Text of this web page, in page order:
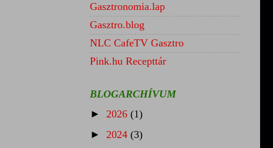
Gasztronomia.lap
Gasztro.blog
NLC CafeTV Gasztro
Pink.hu Recepttár
BLOGARCHÍVUM
► 2026 (1)
► 2024 (3)